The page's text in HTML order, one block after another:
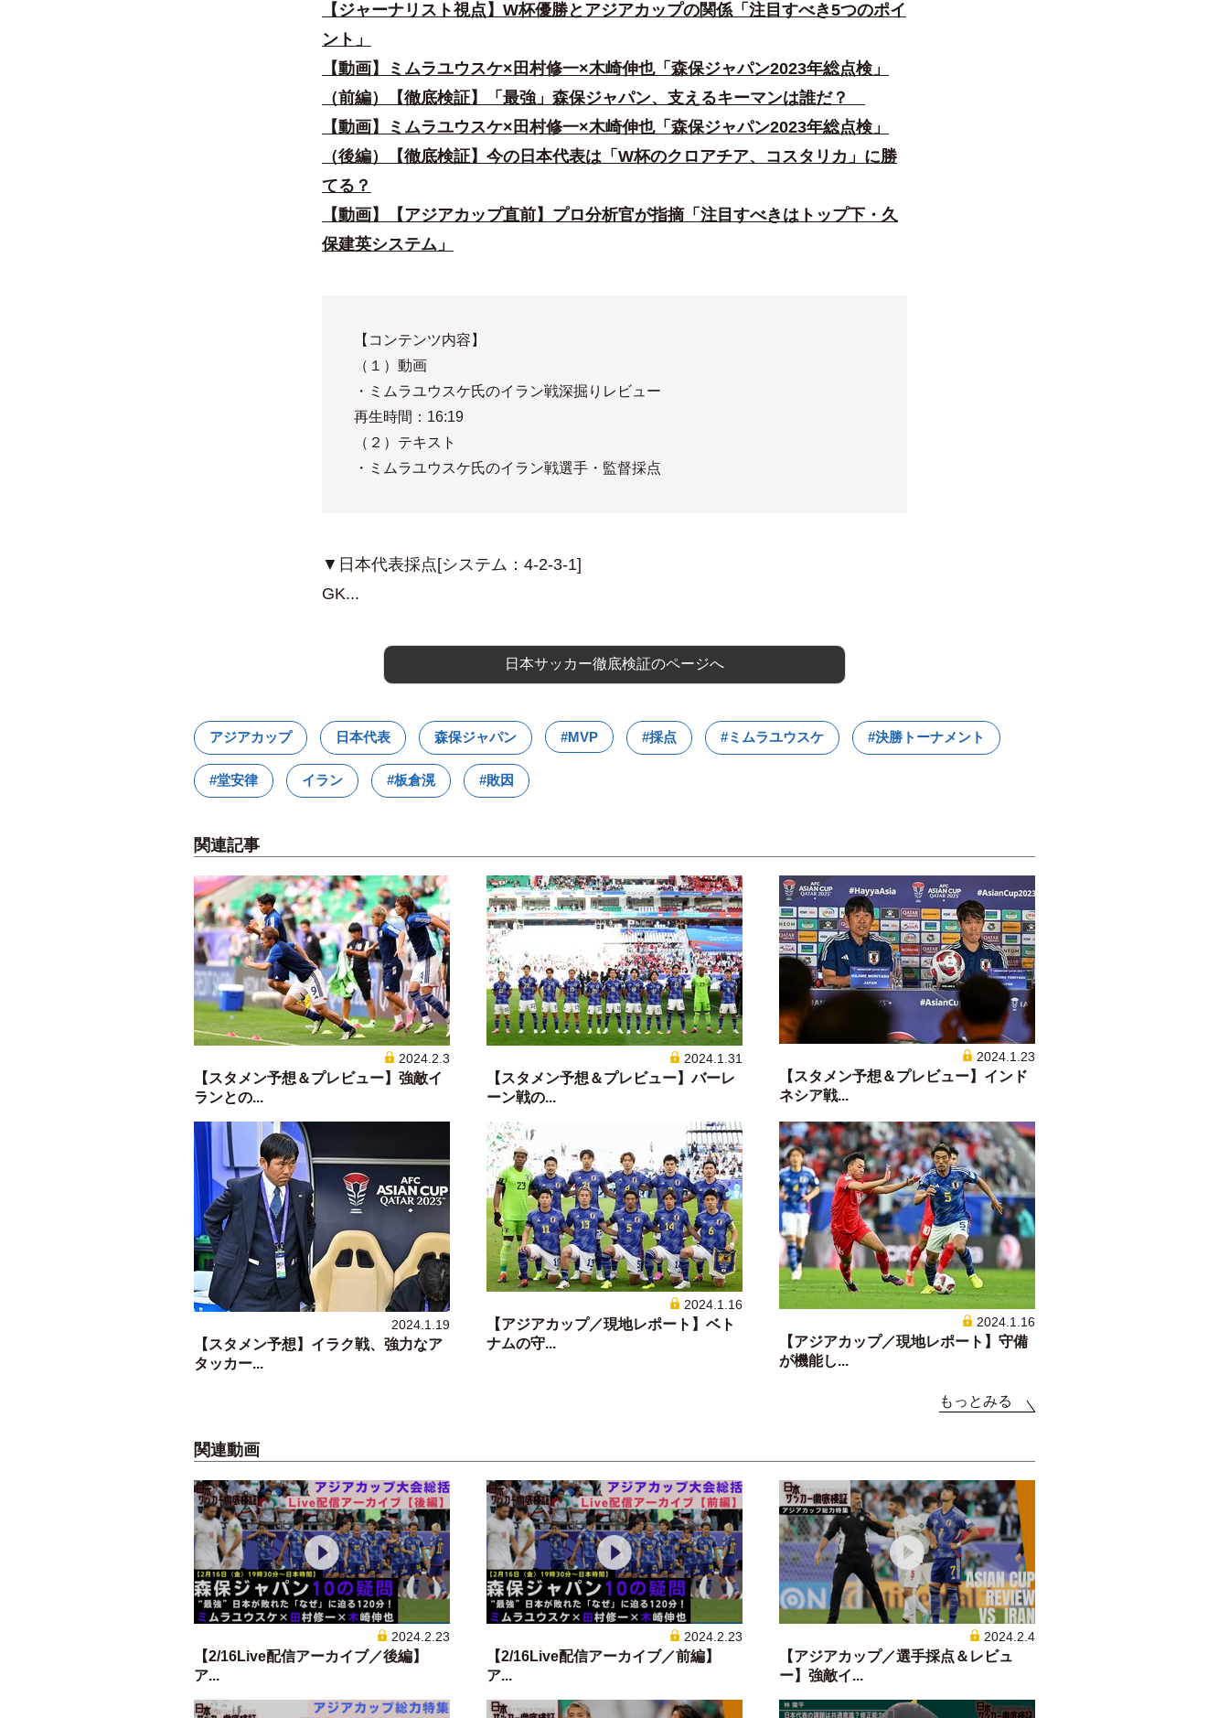
【ジャーナリスト視点】W杯優勝とアジアカップの関係「注目すべき5つのポイ
ント」
【動画】ミムラユウスケ×田村修一×木崎伸也「森保ジャパン2023年総点検」
（前編）【徹底検証】「最強」森保ジャパン、支えるキーマンは誰だ？
【動画】ミムラユウスケ×田村修一×木崎伸也「森保ジャパン2023年総点検」
（後編）【徹底検証】今の日本代表は「W杯のクロアチア、コスタリカ」に勝
てる？
【動画】【アジアカップ直前】プロ分析官が指摘「注目すべきはトップ下・久
保建英システム」
【コンテンツ内容】
（１）動画
・ミムラユウスケ氏のイラン戦深掘りレビュー
再生時間：16:19
（２）テキスト
・ミムラユウスケ氏のイラン戦選手・監督採点
▼日本代表採点[システム：4-2-3-1]
GK...
日本サッカー徹底検証のページへ
アジアカップ 日本代表 森保ジャパン #MVP #採点 #ミムラユウスケ #決勝トーナメント
#堂安律 イラン #板倉滉 #敗因
関連記事
2024.2.3
【スタメン予想＆プレビュー】強敵イ
ランとの...
2024.1.31
【スタメン予想＆プレビュー】バーレ
ーン戦の...
2024.1.23
【スタメン予想＆プレビュー】インド
ネシア戦...
2024.1.19
【スタメン予想】イラク戦、強力なア
タッカー...
2024.1.16
【アジアカップ／現地レポート】ベト
ナムの守...
2024.1.16
【アジアカップ／現地レポート】守備
が機能し...
もっとみる
関連動画
2024.2.23
【2/16Live配信アーカイブ／後編】
ア...
2024.2.23
【2/16Live配信アーカイブ／前編】
ア...
2024.2.4
【アジアカップ／選手採点＆レビュ
ー】強敵イ...